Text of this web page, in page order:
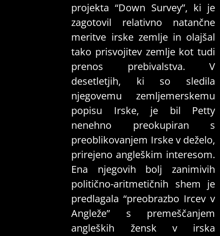
projekta “Down Survey”, ki je
zagotovil relativno natančne
meritve irske zemlje in olajšal
tako prisvojitev zemlje kot tudi
prenos prebivalstva. V
desetletjih, ki so sledila
njegovemu zemljemerskemu
popisu Irske, je bil Petty
nenehno preokupiran s
preoblikovanjem Irske v deželo,
prirejeno angleškim interesom.
Ena njegovih bolj zanimivih
politično-aritmetičnih shem je
predlagala “preobrazbo Ircev v
Angleže” s premeščanjem
angleških žensk v irska